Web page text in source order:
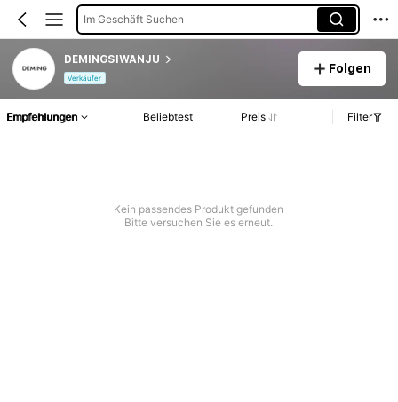
Im Geschäft Suchen
DEMINGSIWANJU
Verkäufer
Folgen
Empfehlungen Beliebtest Preis Filter
Kein passendes Produkt gefunden
Bitte versuchen Sie es erneut.